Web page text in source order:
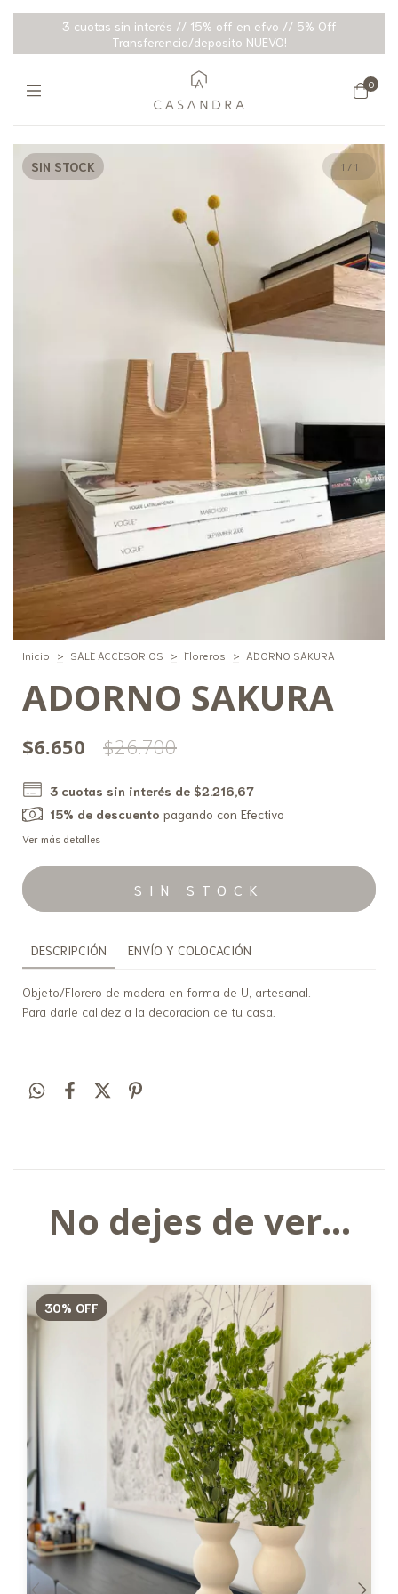
3 cuotas sin interés // 15% off en efvo // 5% Off
Transferencia/deposito NUEVO!
0
SIN STOCK 1 / 1
Inicio > SALE ACCESORIOS > Floreros > ADORNO SAKURA
ADORNO SAKURA
$6.650 $26.700
3 cuotas sin interés de $2.216,67
15% de descuento pagando con Efectivo
Ver más detalles
DESCRIPCIÓN ENVÍO Y COLOCACIÓN
Objeto/Florero de madera en forma de U, artesanal.
Para darle calidez a la decoracion de tu casa.
No dejes de ver...
30% OFF